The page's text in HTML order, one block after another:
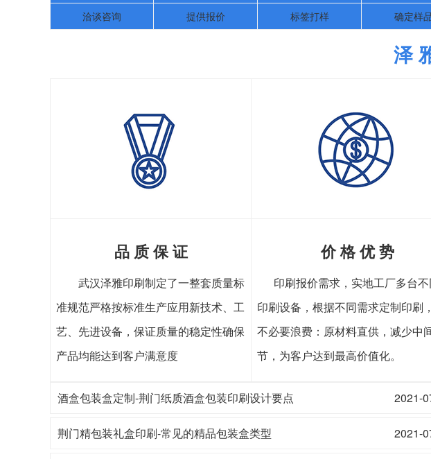
洽谈咨询 提供报价 标签打样 确定样
泽
品 质 保 证
武汉泽雅印刷制定了一整套质量标
准规范严格按标准生产应用新技术、工
艺、先进设备，保证质量的稳定性确保
产品均能达到客户满意度
价 格 优 势
印刷报价需求，实地工厂多台
印刷设备，根据不同需求定制印刷
不必要浪费：原材料直供，减少中
节，为客户达到最高价值化。
2021-
酒盒包装盒定制-荆门纸质酒盒包装印刷设计要点
2021-
荆门精包装礼盒印刷-常见的精品包装盒类型